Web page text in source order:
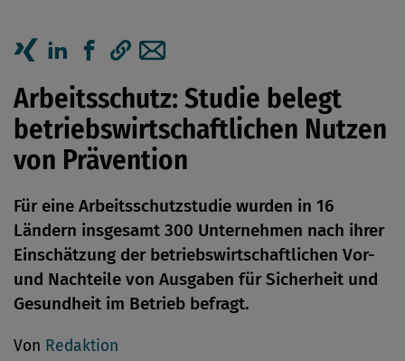
Seiteninhalt
Artikel auf Xing teilen
Artikel auf linkedIn teilen
Artikel auf Facebook teilen
Artikellink kopieren
Artikel per Mail teilen
Arbeitsschutz: Studie belegt
betriebswirtschaftlichen Nutzen
von Prävention
Für eine Arbeitsschutzstudie wurden in 16
Ländern insgesamt 300 Unternehmen nach ihrer
Einschätzung der betriebswirtschaftlichen Vor-
und Nachteile von Ausgaben für Sicherheit und
Gesundheit im Betrieb befragt.
Von Redaktion